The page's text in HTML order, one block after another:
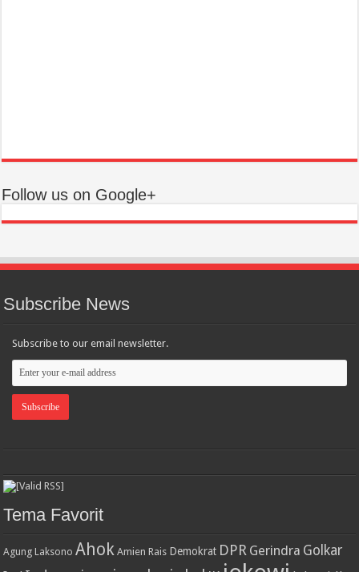
Follow us on Google+
Subscribe News
Subscribe to our email newsletter.
Tema Favorit
Agung Laksono Ahok Amien Rais Demokrat DPR Gerindra Golkar